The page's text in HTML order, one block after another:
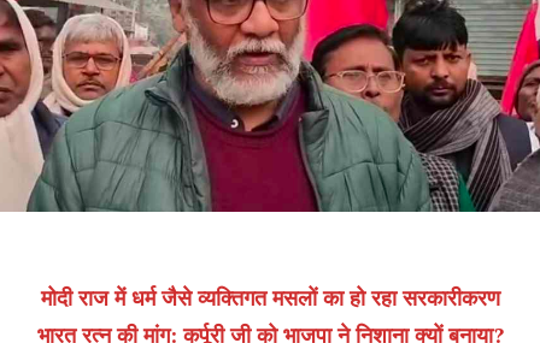
मोदी राज में धर्म जैसे व्यक्तिगत मसलों का हो रहा सरकारीकरण
भारत रत्न की मांग: कर्पूरी जी को भाजपा ने निशाना क्यों बनाया?